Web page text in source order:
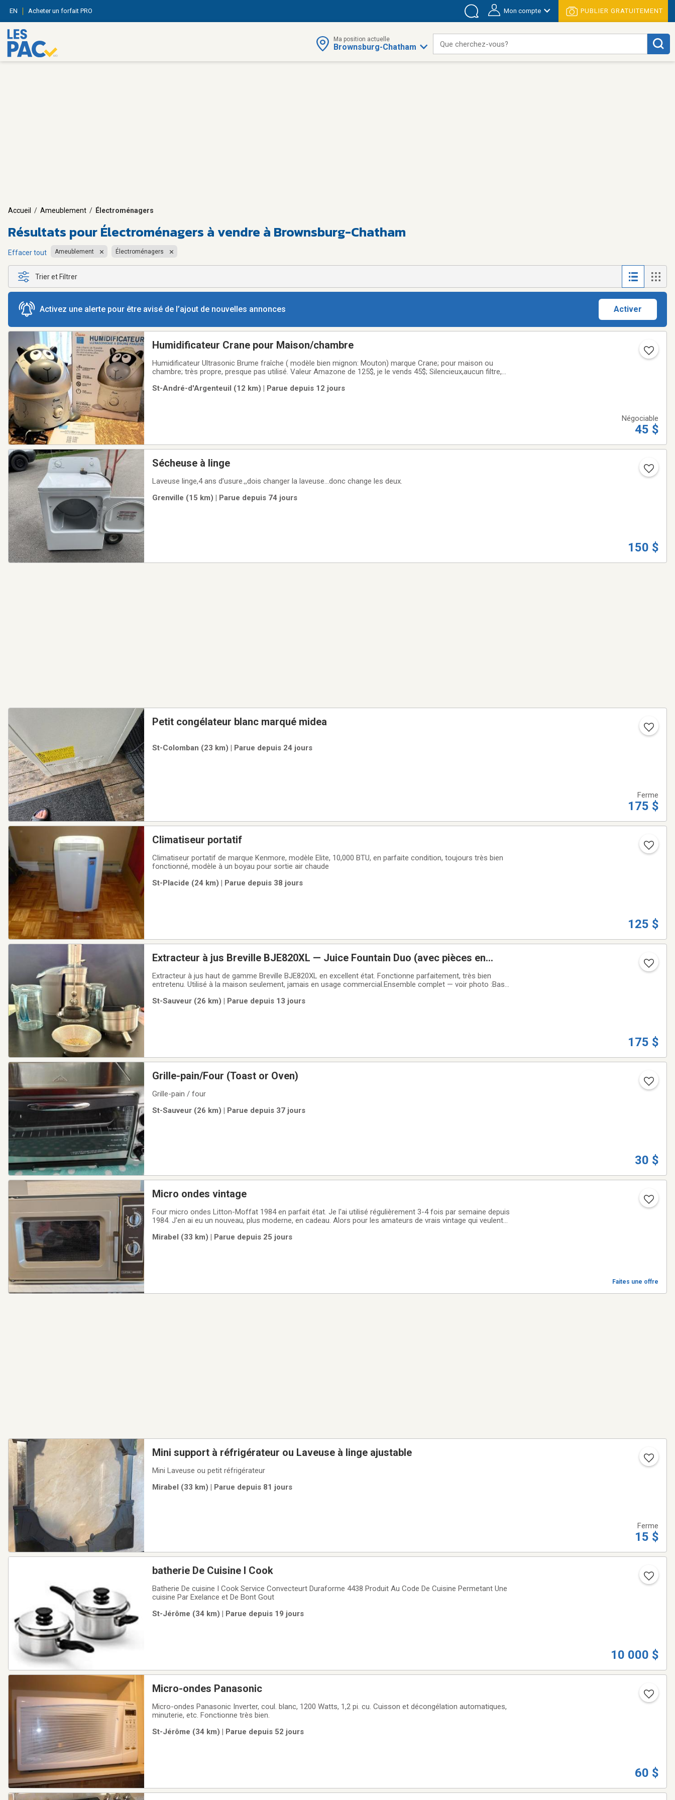
EN Acheter un forfait PRO Mon compte PUBLIER GRATUITEMENT
Ma position actuelle
Brownsburg-Chatham Que cherchez-vous?
Accueil / Ameublement / Électroménagers
Résultats pourÉlectroménagers à vendre à Brownsburg-Chatham
Effacer tout Ameublement Électroménagers
Trier et Filtrer
Activez une alerte pour être avisé de l’ajout de nouvelles annonces Activer
Humidificateur Crane pour Maison/chambre
Humidificateur Ultrasonic Brume fraîche ( modèle bien mignon: Mouton) marque Crane; pour maison ou
chambre; très propre, presque pas utilisé. Valeur Amazone de 125$, je le vends 45$; Silencieux,aucun filtre,
argent
St-André-d'Argenteuil (12 km) | Parue depuis 12 jours
Négociable
45 $
Sécheuse à linge
Laveuse linge,4 ans d’usure.,,dois changer la laveuse…donc change les deux.
Grenville (15 km) | Parue depuis 74 jours
150 $
Petit congélateur blanc marqué midea
St-Colomban (23 km) | Parue depuis 24 jours
Ferme
175 $
Climatiseur portatif
Climatiseur portatif de marque Kenmore, modèle Elite, 10,000 BTU, en parfaite condition, toujours très bien
fonctionné, modèle à un boyau pour sortie air chaude
St-Placide (24 km) | Parue depuis 38 jours
125 $
Extracteur à jus Breville BJE820XL — Juice Fountain Duo (avec pièces en
Extracteur à jus haut de gamme Breville BJE820XL en excellent état. Fonctionne parfaitement, très bien
entretenu. Utilisé à la maison seulement, jamais en usage commercial.Ensemble complet — voir photo :Base
bac à pulpePichet à jus avec
St-Sauveur (26 km) | Parue depuis 13 jours
175 $
Grille-pain/Four (Toast or Oven)
Grille-pain / four
St-Sauveur (26 km) | Parue depuis 37 jours
30 $
Micro ondes vintage
Four micro ondes Litton-Moffat 1984 en parfait état. Je l'ai utilisé régulièrement 3-4 fois par semaine depuis
1984. J'en ai eu un nouveau, plus moderne, en cadeau. Alors pour les amateurs de vrais vintage qui veulent
Mirabel (33 km) | Parue depuis 25 jours
Faites une offre
Mini support à réfrigérateur ou Laveuse à linge ajustable
Mini Laveuse ou petit réfrigérateur
Mirabel (33 km) | Parue depuis 81 jours
Ferme
15 $
batherie De Cuisine I Cook
Batherie De cuisine I Cook Service Convecteurt Duraforme 4438 Produit Au Code De Cuisine Permetant Une
cuisine Par Exelance et De Bont Gout
St-Jérôme (34 km) | Parue depuis 19 jours
10 000 $
Micro-ondes Panasonic
Micro-ondes Panasonic Inverter, coul. blanc, 1200 Watts, 1,2 pi. cu. Cuisson et décongélation automatiques,
minuterie, etc. Fonctionne très bien.
St-Jérôme (34 km) | Parue depuis 52 jours
60 $